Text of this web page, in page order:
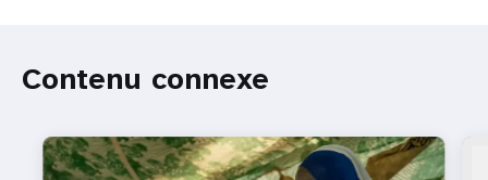
Contenu connexe